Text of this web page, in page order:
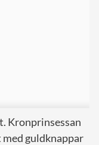
Kronprinsessan
guldknappar